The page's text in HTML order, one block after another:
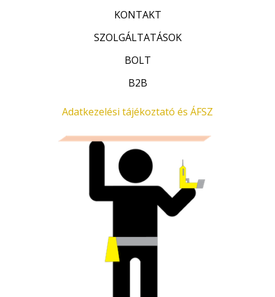
KONTAKT
SZOLGÁLTATÁSOK
BOLT
B2B
Adatkezelési tájékoztató és ÁFSZ